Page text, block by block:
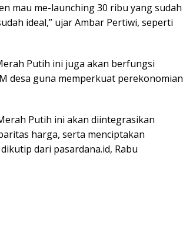
mau me-launching 30 ribu yang sudah
ideal,” ujar Ambar Pertiwi, seperti
Putih ini juga akan berfungsi
desa guna memperkuat perekonomian
Putih ini akan diintegrasikan
harga, serta menciptakan
dari pasardana.id, Rabu